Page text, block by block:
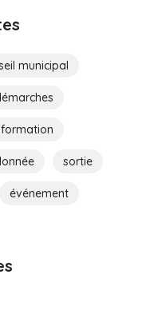
municipal
sortie
événement